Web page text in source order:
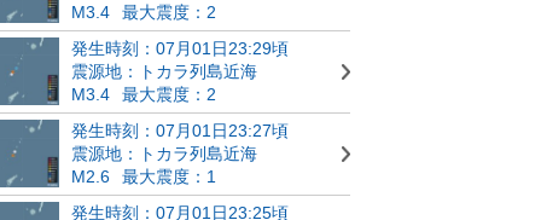
M3.4
最大震度：2
発生時刻：07月01日23:29頃
震源地：トカラ列島近海
M3.4
最大震度：2
発生時刻：07月01日23:27頃
震源地：トカラ列島近海
M2.6
最大震度：1
発生時刻：07月01日23:25頃